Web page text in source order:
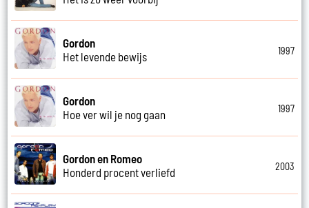
Gordon
Het levende bewijs
1997
Gordon
Hoe ver wil je nog gaan
1997
Gordon en Romeo
Honderd procent verliefd
2003